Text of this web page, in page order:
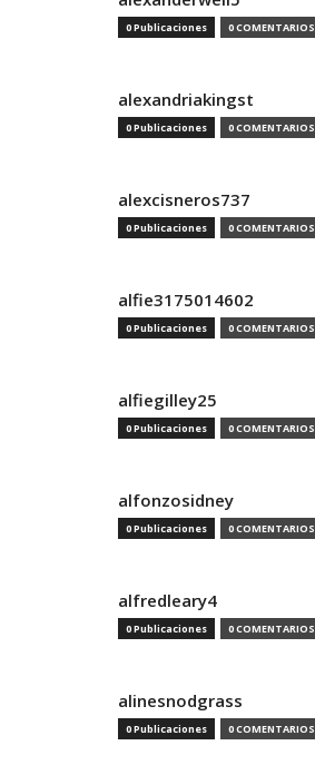
0 Publicaciones 0 COMENTARIOS
alexandriakingst
0 Publicaciones 0 COMENTARIOS
alexcisneros737
0 Publicaciones 0 COMENTARIOS
alfie3175014602
0 Publicaciones 0 COMENTARIOS
alfiegilley25
0 Publicaciones 0 COMENTARIOS
alfonzosidney
0 Publicaciones 0 COMENTARIOS
alfredleary4
0 Publicaciones 0 COMENTARIOS
alinesnodgrass
0 Publicaciones 0 COMENTARIOS